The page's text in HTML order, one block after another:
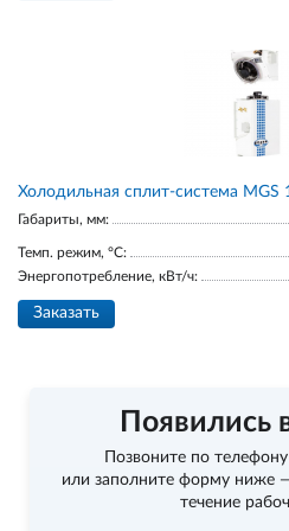
Холодильная сплит-система MGS
Габариты, мм:
Темп. режим, °С:
Энергопотребление, кВт/ч:
Заказать
Появились
Позвоните по телефону
или заполните форму ниже
течение